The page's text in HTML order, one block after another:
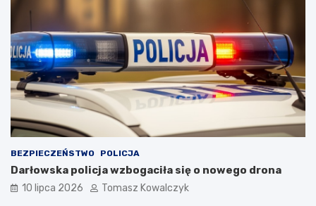
BEZPIECZEŃSTWO POLICJA
Darłowska policja wzbogaciła się o nowego drona
10 lipca 2026 Tomasz Kowalczyk